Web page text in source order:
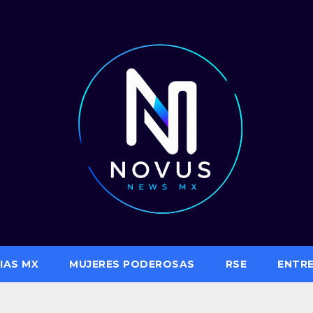
MX MUJERES PODEROSAS RSE